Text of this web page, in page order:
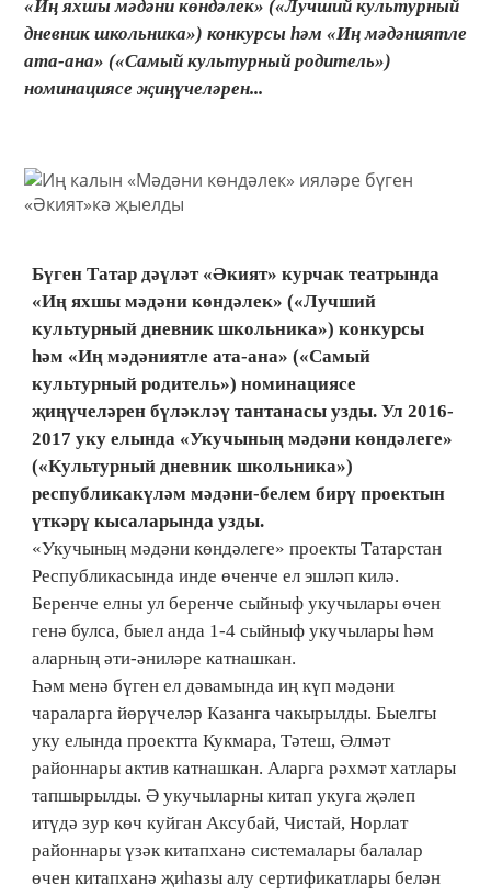
«Иң яхшы мәдәни көндәлек» («Лучший культурный
дневник школьника») конкурсы һәм «Иң мәдәниятле
ата-ана» («Самый культурный родитель»)
номинациясе җиңүчеләрен...
Бүген Татар дәүләт «Әкият» курчак театрында
«Иң яхшы мәдәни көндәлек» («Лучший
культурный дневник школьника») конкурсы
һәм «Иң мәдәниятле ата-ана» («Самый
культурный родитель») номинациясе
җиңүчеләрен бүләкләү тантанасы узды. Ул 2016-
2017 уку елында «Укучының мәдәни көндәлеге»
(«Культурный дневник школьника»)
республикакүләм мәдәни-белем бирү проектын
үткәрү кысаларында узды.
«Укучының мәдәни көндәлеге» проекты Татарстан
Республикасында инде өченче ел эшләп килә.
Беренче елны ул беренче сыйныф укучылары өчен
генә булса, быел анда 1-4 сыйныф укучылары һәм
аларның әти-әниләре катнашкан.
Һәм менә бүген ел дәвамында иң күп мәдәни
чараларга йөрүчеләр Казанга чакырылды. Быелгы
уку елында проектта Кукмара, Тәтеш, Әлмәт
районнары актив катнашкан. Аларга рәхмәт хатлары
тапшырылды. Ә укучыларны китап укуга җәлеп
итүдә зур көч куйган Аксубай, Чистай, Норлат
районнары үзәк китапханә системалары балалар
өчен китапханә җиһазы алу сертификатлары белән